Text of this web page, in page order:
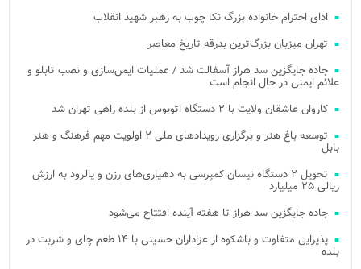
ادای احترام خانواده بزرگ نکا چوب به رهبر شهید انقلاب
تهران میزبان بزرگ‌ترین بدرقه تاریخ معاصر
جاده جایگزین سد هراز آسفالت شد / عملیات ایمن‌سازی و نصب تابلو و
علائم ایمنی در حال انجام است
کاروان عاشقان ولایت با ۲ دستگاه اتوبوس از بلده راهی تهران شد
توسعه باغ هنر و برگزاری رویدادهای ملی ۲ اولویت مهم فرهنگ و هنر
بابل
تحویل ۲ دستگاه نیسان کمپرسی به دهیاری‌های رزن و یالرود به ارزش
ریالی ۲۵ میلیارد
جاده جایگزین سد هراز تا هفته آینده افتتاح می‌شود
پذیرایی متفاوت و باشکوه از عزاداران حسینی با ۱۴ طعم چای و شربت در
بلده